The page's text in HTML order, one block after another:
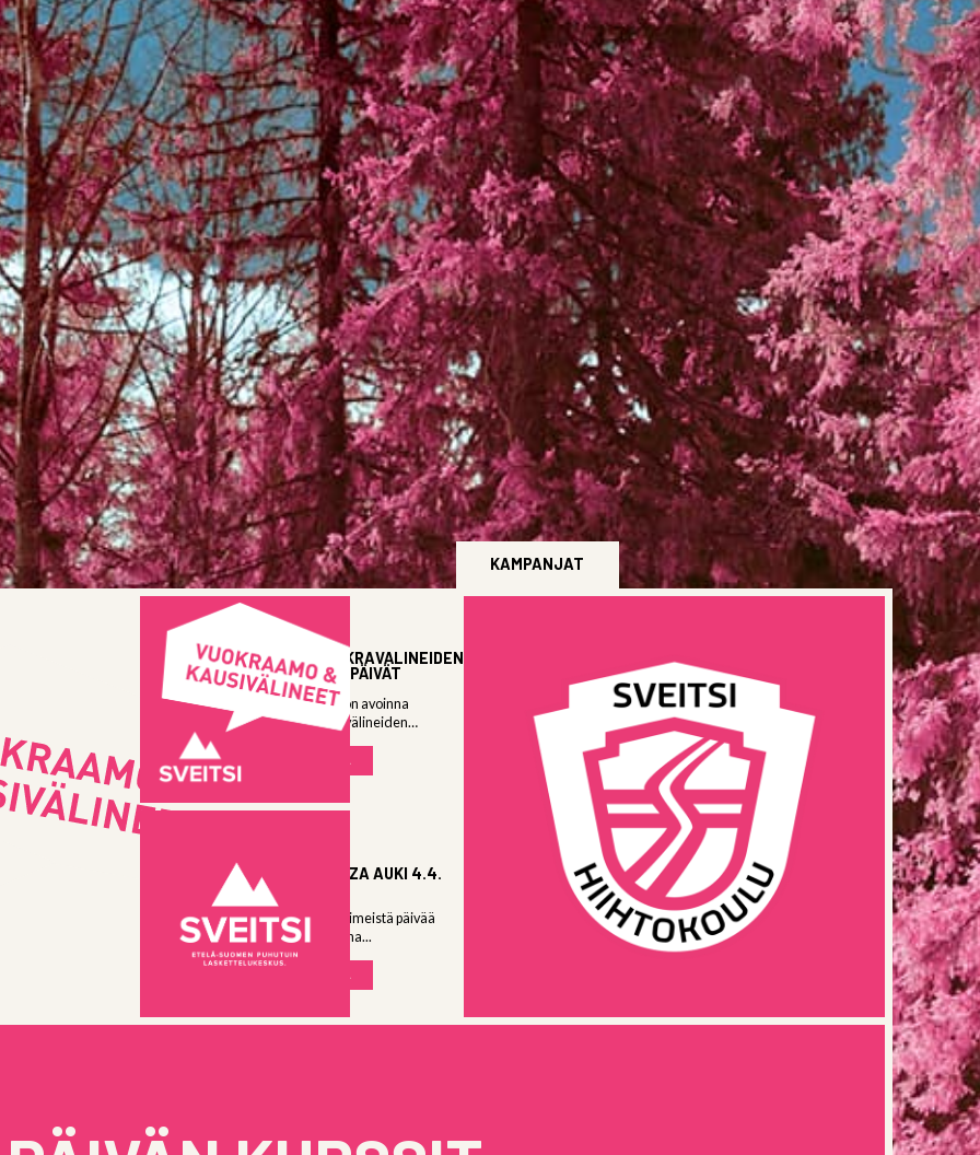
06.04.2026
KAUSIVUOKRAVÄLINEIDEN
PALAUTUSPÄIVÄT
Vuokraamo on avoinna
kausivuokravälineiden
SNOW PLAZA AUKI 4.4.
10-15
Snow Plaza viimeistä päivää
auki lauantaina...
KAMPANJAT